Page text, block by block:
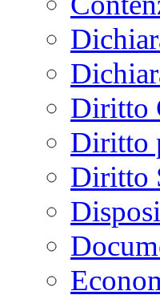
Diritto
Diritto
Diritto